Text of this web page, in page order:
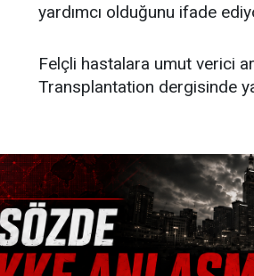
yardımcı olduğunu ifade
Felçli hastalara umut verici
Transplantation dergisinde